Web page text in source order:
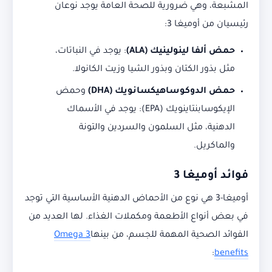
المشبعة، وهي ضرورية للصحة العامة يوجد نوعان
رئيسيان من أوميغا 3:
حمض ألفا لينولينيك (ALA)
: يوجد في النباتات،
مثل بذور الكتان وبذور الشيا وزيت الكانولا.
حمض الدوكوساهيكسانويك (DHA)
وحمض
الإيكوسابنتاينويك (EPA): يوجد في الأسماك
الدهنية، مثل السلمون والسردين والتونة
والماكريل.
فوائد أوميغا 3
أوميغا-3 هي نوع من الأحماض الدهنية الأساسية التي توجد
في بعض أنواع الأطعمة ومكملات الغذاء. لها العديد من
الفوائد الصحية المهمة للجسم، من بينهاOmega 3
benefits
: